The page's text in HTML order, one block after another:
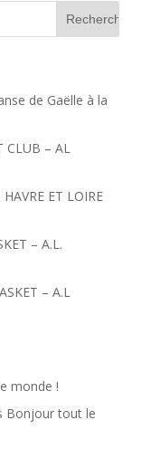
de Gaëlle à la
CLUB – AL
ET LOIRE
– A.L.
– A.L
monde !
Bonjour tout le